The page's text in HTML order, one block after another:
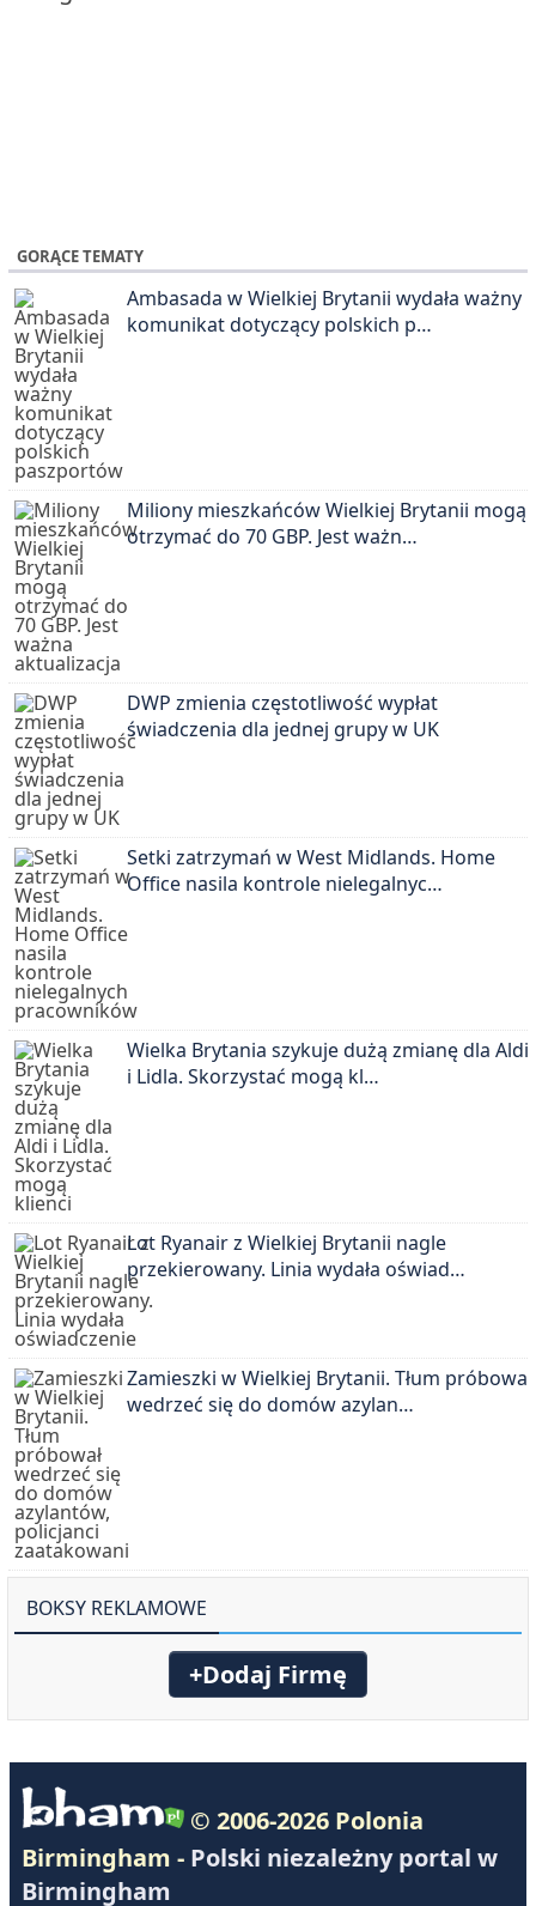
GORĄCE TEMATY
Ambasada w Wielkiej Brytanii wydała ważny
komunikat dotyczący polskich p…
Miliony mieszkańców Wielkiej Brytanii mogą
otrzymać do 70 GBP. Jest ważn…
DWP zmienia częstotliwość wypłat
świadczenia dla jednej grupy w UK
Setki zatrzymań w West Midlands. Home
Office nasila kontrole nielegalnyc…
Wielka Brytania szykuje dużą zmianę dla Aldi
i Lidla. Skorzystać mogą kl…
Lot Ryanair z Wielkiej Brytanii nagle
przekierowany. Linia wydała oświad…
Zamieszki w Wielkiej Brytanii. Tłum próbował
wedrzeć się do domów azylan…
BOKSY REKLAMOWE
+Dodaj Firmę
© 2006-2026 Polonia
Birmingham - Polski niezależny portal w
Birmingham